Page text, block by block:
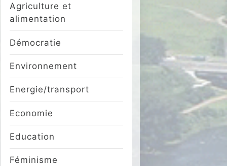
Agriculture et
alimentation
Démocratie
Environnement
Energie/transport
Economie
Education
Féminisme